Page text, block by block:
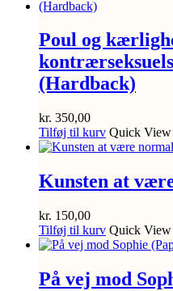
Poul og
(Hardback)
kr. 350,00
Tilføj til kurv Quick View
Kunsten at
kr. 150,00
Tilføj til kurv Quick View
På vej mod